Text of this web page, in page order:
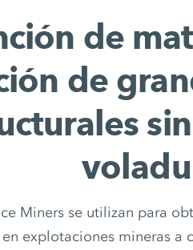
de
de
Miners se utilizan para
explotaciones mineras a